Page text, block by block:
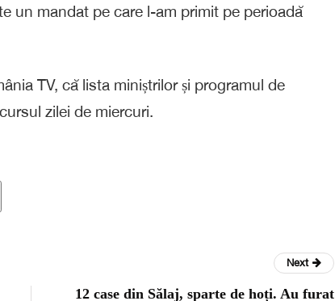
un mandat pe care l-am primit pe perioadă
TV, că lista miniștrilor și programul de
zilei de miercuri.
Next
12 case din Sălaj, sparte de hoți. Au furat